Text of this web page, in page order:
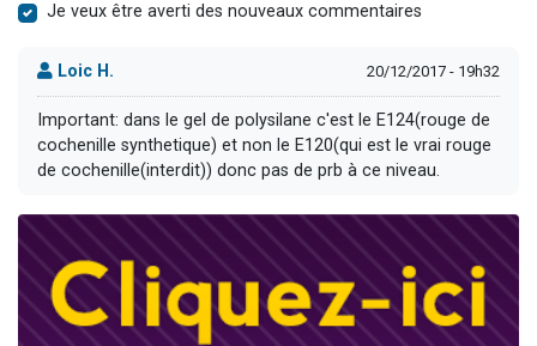
Je veux être averti des nouveaux commentaires
Loic H. 20/12/2017 - 19h32
Important: dans le gel de polysilane c'est le E124(rouge de
cochenille synthetique) et non le E120(qui est le vrai rouge
de cochenille(interdit)) donc pas de prb à ce niveau.